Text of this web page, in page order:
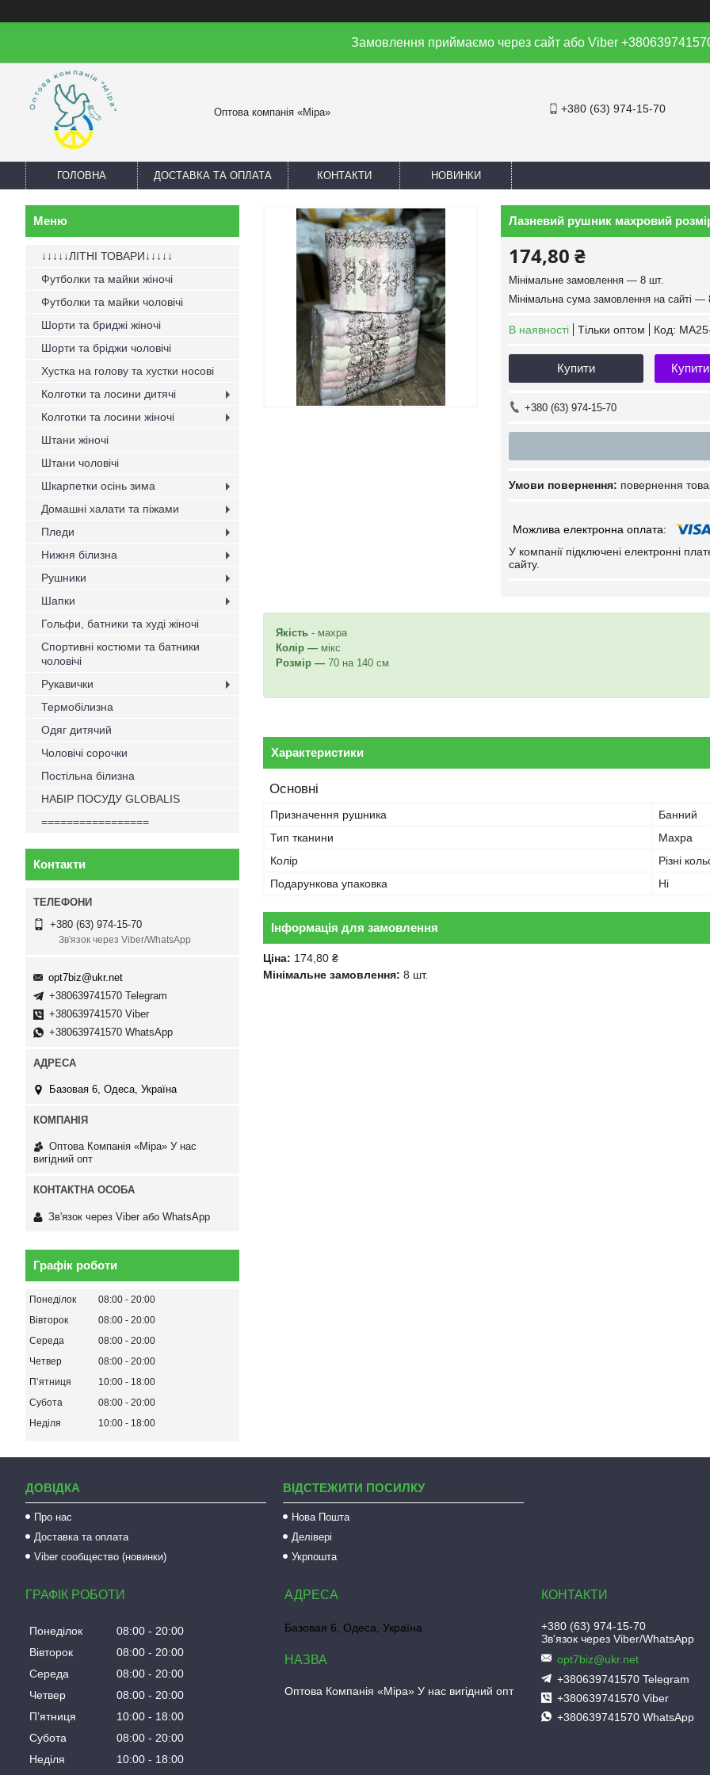
Замовлення приймаємо через сайт або Viber
Оптова компанія «Міра» +380 (63) 974-15-70
ГОЛОВНА ДОСТАВКА ТА ОПЛАТА КОНТАКТИ НОВИНКИ
Лазневий рушник махровий
174,80 ₴
Мінімальне замовлення — 8 шт.
Мінімальна сума замовлення на сайті —
В наявності Тільки оптом Код:
Купити
+380 (63) 974-15-70
повернення
У компанії підключені електронні
сайту.
Якість - махра
Колір — мікс
Розмір — 70 на 140 см
Характеристики
Основні
Призначення рушника
Банний
Тип тканини
Махра
Колір
Різні
Подарункова упаковка
Ні
Інформація для замовлення
Ціна: 174,80 ₴
Мінімальне замовлення: 8 шт.
↓↓↓↓↓ЛІТНІ ТОВАРИ↓↓↓↓↓
Футболки та майки жіночі
Футболки та майки чоловічі
Шорти та бриджі жіночі
Шорти та бріджи чоловічі
Хустка на голову та хустки носові
Колготки та лосини дитячі
Колготки та лосини жіночі
Штани жіночі
Штани чоловічі
Шкарпетки осінь зима
Домашні халати та піжами
Пледи
Нижня білизна
Рушники
Шапки
Гольфи, батники та худі жіночі
Спортивні костюми та батники
чоловічі
Рукавички
Термобілизна
Одяг дитячий
Чоловічі сорочки
Постільна білизна
НАБІР ПОСУДУ GLOBALIS
=================
Контакти
+380 (63) 974-15-70
Зв'язок через Viber/WhatsApp
opt7biz@ukr.net
+380639741570 Telegram
+380639741570 Viber
+380639741570 WhatsApp
Базовая 6, Одеса, Україна
Оптова Компанія «Міра» У нас
вигідний опт
Зв'язок через Viber або WhatsApp
Графік роботи
Понеділок 08:00
20:00
Вівторок
08:00
20:00
Середа
08:00
20:00
Четвер
08:00
20:00
Пʼятниця
10:00
18:00
Субота
08:00
20:00
Неділя
10:00 18:00
ДОВІДКА
Про нас
Доставка та оплата
Viber сообщество (новинки)
ВІДСТЕЖИТИ ПОСИЛКУ
Нова Пошта
Делівері
Укрпошта
ГРАФІК РОБОТИ
Понеділок 08:00
20:00
Вівторок
08:00
20:00
Середа
08:00
20:00
Четвер
08:00
20:00
Пʼятниця
10:00
18:00
Субота
08:00
20:00
Неділя
10:00 18:00
Базовая 6, Одеса, Україна
Оптова Компанія «Міра» У нас вигідний опт
+380 (63) 974-15-70
Зв'язок через Viber/WhatsApp
opt7biz@ukr.net
+380639741570 Telegram
+380639741570 Viber
+380639741570 WhatsApp